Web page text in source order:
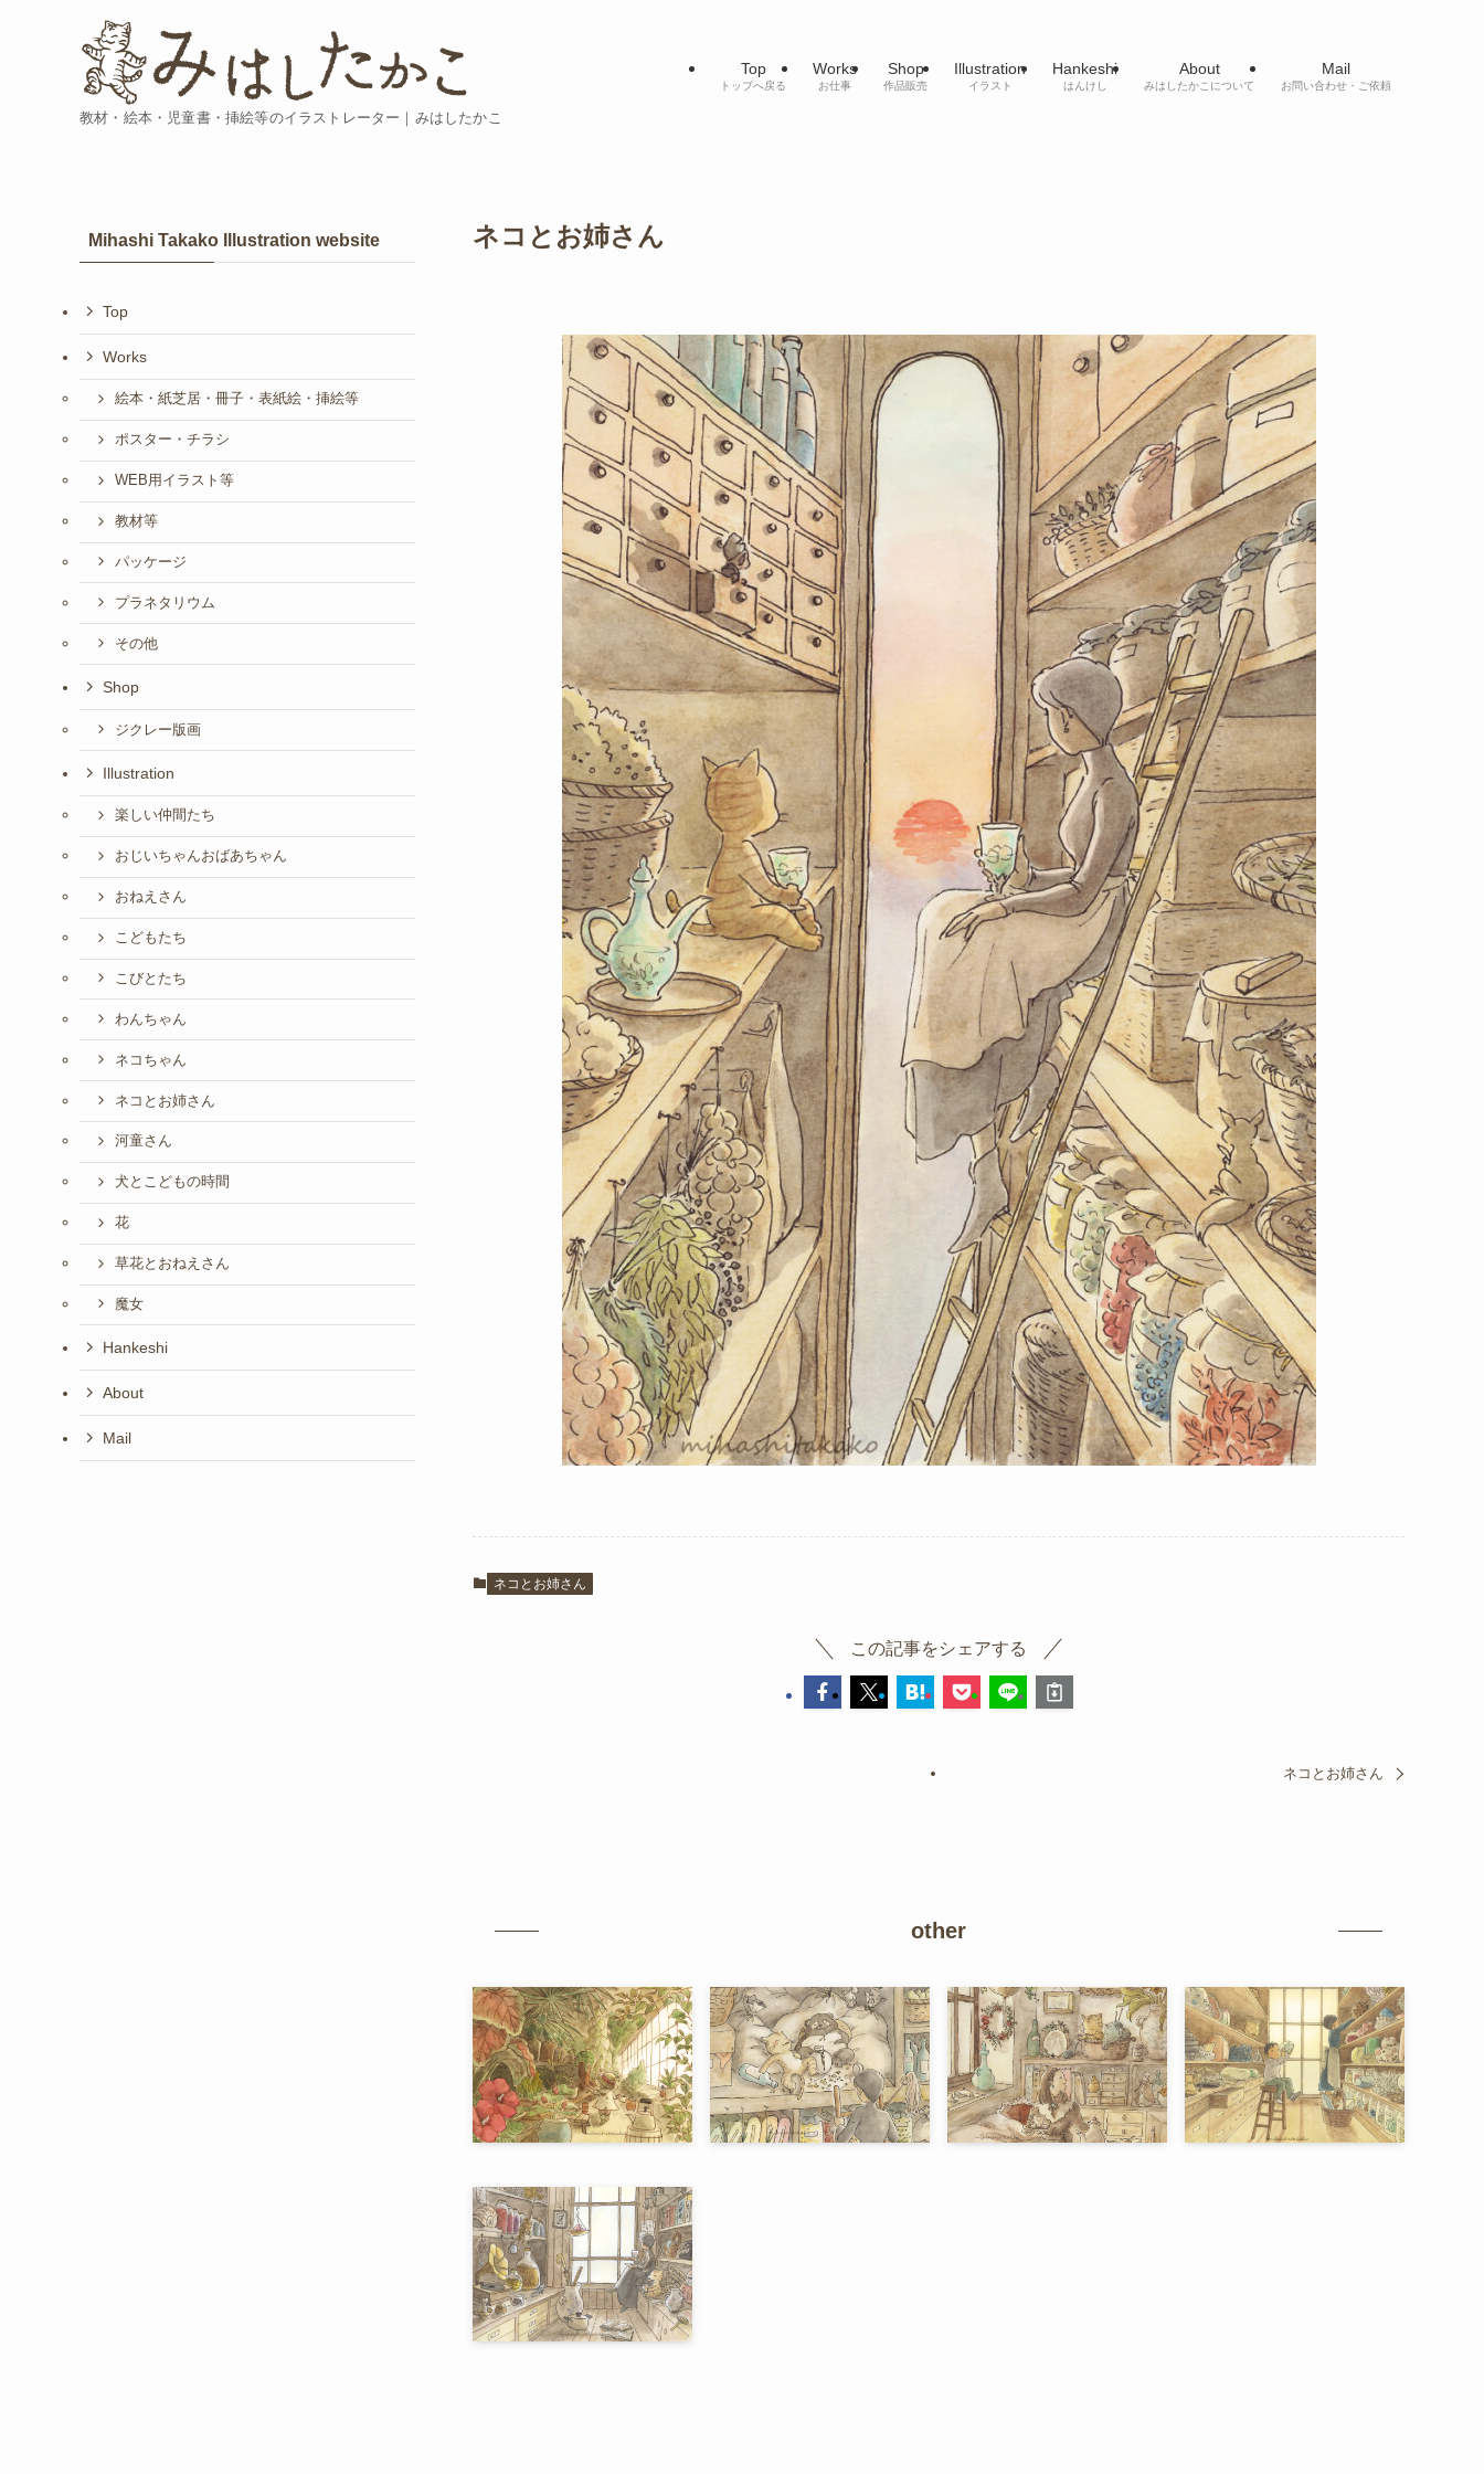
教材・絵本・児童書・挿絵等のイラストレーター｜みはしたかこ
Top
トップへ戻る
Works
お仕事
Shop
作品販売
Illustration
イラスト
Hankeshi
はんけし
About
みはしたかこについて
Mail
お問い合わせ・ご依頼
ネコとお姉さん
ネコとお姉さん
この記事をシェアする
ネコとお姉さん
other
Mihashi Takako Illustration website
Top
Works
絵本・紙芝居・冊子・表紙絵・挿絵等
ポスター・チラシ
WEB用イラスト等
教材等
パッケージ
プラネタリウム
その他
Shop
ジクレー版画
Illustration
楽しい仲間たち
おじいちゃんおばあちゃん
おねえさん
こどもたち
こびとたち
わんちゃん
ネコちゃん
ネコとお姉さん
河童さん
犬とこどもの時間
花
草花とおねえさん
魔女
Hankeshi
About
Mail